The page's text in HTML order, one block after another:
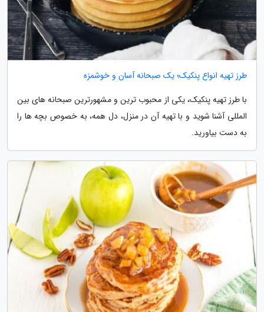
طرز تهیه انواع پنکیک؛ یک صبحانه آسان و خوشمزه
با طرز تهیه پنکیک، یکی از محبوب ترین و مشهورترین صبحانه های بین
المللی آشنا شوید و با تهیه آن در منزل، دل همه، به خصوص بچه ها را
به دست بیاورید.